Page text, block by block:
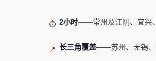
⏱️ 2小时——常州及江阴、宜兴
📍 长三角覆盖——苏州、无锡、